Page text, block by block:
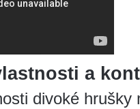
a
divoké